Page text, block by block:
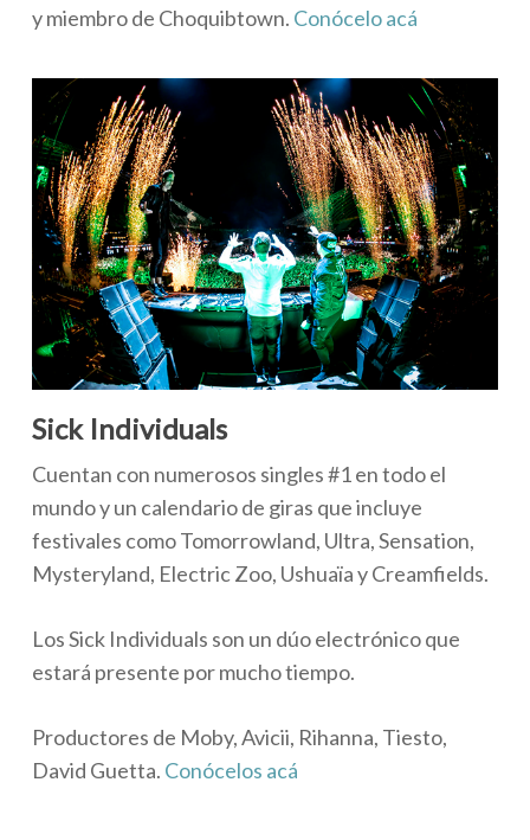
y miembro de Choquibtown. Conócelo acá
Sick Individuals
Cuentan con numerosos singles #1 en todo el
mundo y un calendario de giras que incluye
festivales como Tomorrowland, Ultra, Sensation,
Mysteryland, Electric Zoo, Ushuaïa y Creamfields.
Los Sick Individuals son un dúo electrónico que
estará presente por mucho tiempo.
Productores de Moby, Avicii, Rihanna, Tiesto,
David Guetta. Conócelos acá